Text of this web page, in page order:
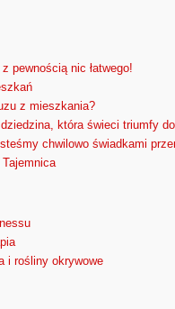
pewnością nic łatwego!
z mieszkania?
która świeci triumfy
chwilowo świadkami
i rośliny okrywowe